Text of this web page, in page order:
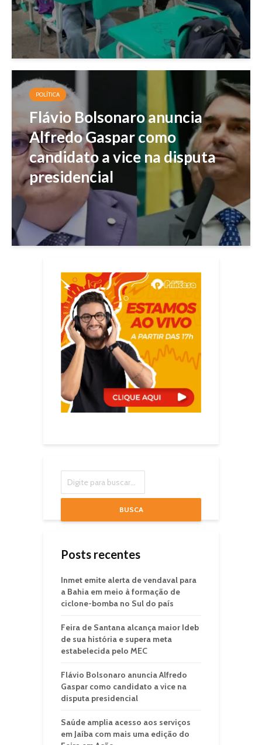
POLÍTICA
Flávio Bolsonaro anuncia
Alfredo Gaspar como
candidato a vice na disputa
presidencial
BUSCA
Posts recentes
Inmet emite alerta de vendaval para
a Bahia em meio à formação de
ciclone-bomba no Sul do país
Feira de Santana alcança maior Ideb
de sua história e supera meta
estabelecida pelo MEC
Flávio Bolsonaro anuncia Alfredo
Gaspar como candidato a vice na
disputa presidencial
Saúde amplia acesso aos serviços
em Jaíba com mais uma edição do